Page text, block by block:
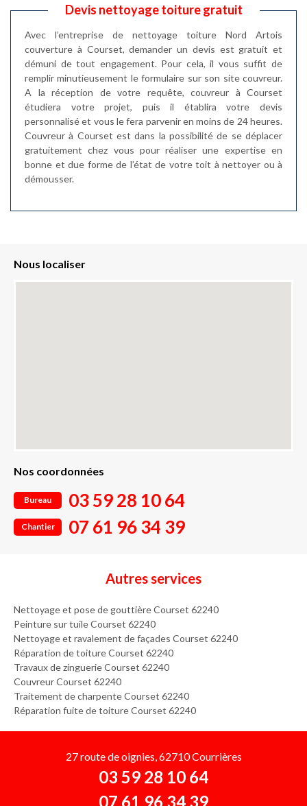
Devis nettoyage toiture gratuit
Avec l’entreprise de nettoyage toiture Nord Artois
couverture à Courset, demander un devis est gratuit et
démuni de tout engagement. Pour cela, il vous suffit de
remplir minutieusement le formulaire sur son site couvreur.
A la réception de votre requête, couvreur à Courset
étudiera votre projet, puis il établira votre devis
personnalisé et vous le fera parvenir en moins de 24 heures.
Couvreur à Courset est dans la possibilité de se déplacer
gratuitement chez vous pour réaliser une expertise en
bonne et due forme de l’état de votre toit à nettoyer ou à
démousser.
Nous localiser
Nos coordonnées
Bureau 03 59 28 10 64
Chantier 07 61 96 34 39
Autres services
Nettoyage et pose de gouttière Courset 62240
Peinture sur tuile Courset 62240
Nettoyage et ravalement de façades Courset 62240
Réparation de toiture Courset 62240
Travaux de zinguerie Courset 62240
Couvreur Courset 62240
Traitement de charpente Courset 62240
Réparation fuite de toiture Courset 62240
27 route de oignies, 62710 Courrières
03 59 28 10 64
07 61 96 34 39